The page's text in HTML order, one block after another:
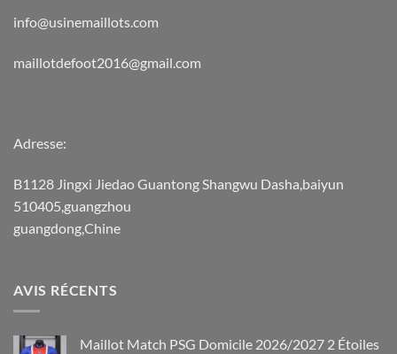
info@usinemaillots.com
maillotdefoot2016@gmail.com
Adresse:
B1128 Jingxi Jiedao Guantong Shangwu Dasha,baiyun
510405,guangzhou
guangdong,Chine
AVIS RÉCENTS
Maillot Match PSG Domicile 2026/2027 2 Étoiles